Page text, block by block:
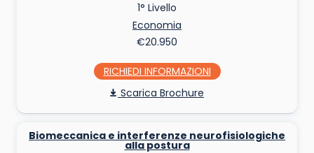
1° Livello
Economia
€20.950
RICHIEDI INFO
Scarica Brochure
Biomeccanica e interferenze neurofisiologiche
alla postura